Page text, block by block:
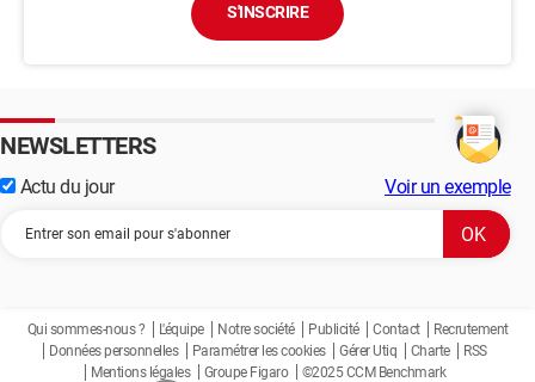
S'INSCRIRE
NEWSLETTERS
Actu du jour Voir un exemple
Qui sommes-nous ? L'équipe Notre société Publicité Contact
Recrutement
Données personnelles
Paramétrer les cookies Gérer Utiq Charte
RSS
Mentions légales
Groupe Figaro ©2025 CCM Benchmark